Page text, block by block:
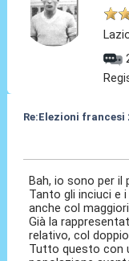
Re:Elezioni francesi
Bah, io sono per
Tanto gli inciuci e
anche col
Già la
relativo, col
Tutto questo con